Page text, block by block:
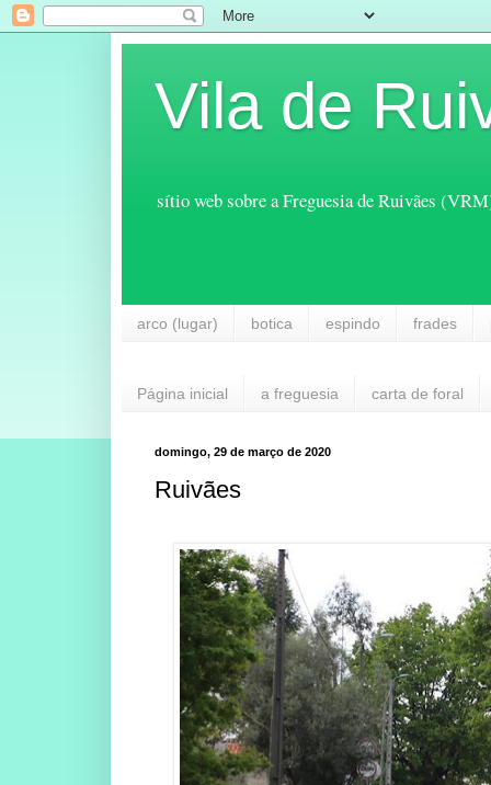
Vila de
sítio web sobre a Freguesia de Ruivães
arco (lugar) botica espindo frades
Página inicial a freguesia carta de foral
domingo, 29 de março de 2020
Ruivães